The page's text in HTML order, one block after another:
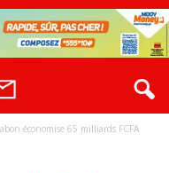
économise 65 milliards FCFA